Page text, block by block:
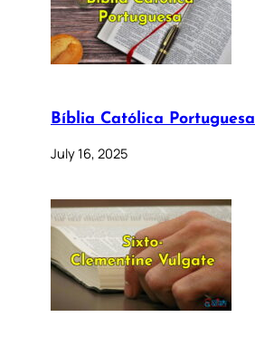
Bíblia Católica Portuguesa
July 16, 2025